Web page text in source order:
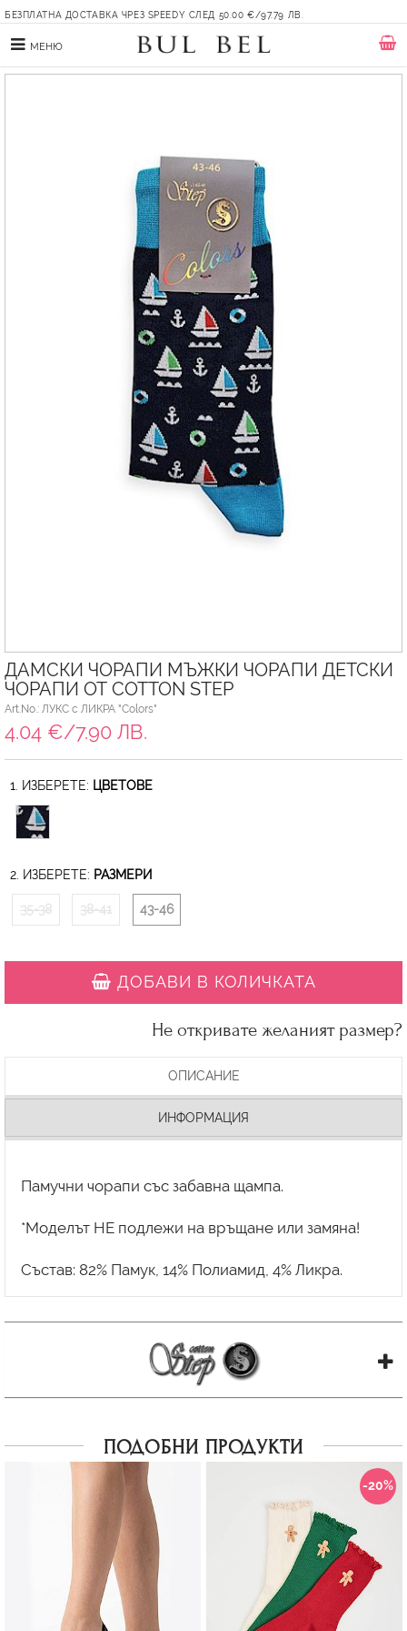
БЕЗПЛАТНА ДОСТАВКА ЧРЕЗ SPEEDY СЛЕД 50.00 €/97.79 ЛВ.
МЕНЮ
ДАМСКИ ЧОРАПИ МЪЖКИ ЧОРАПИ ДЕТСКИ
ЧОРАПИ ОТ COTTON STEP
Art.No.: ЛУКС с ЛИКРА "Colors"
4.04 €/7.90 ЛВ.
1. ИЗБЕРЕТЕ: ЦВЕТОВЕ
2. ИЗБЕРЕТЕ: РАЗМЕРИ
35-38 38-41 43-46
ДОБАВИ В КОЛИЧКАТА
Не откривате желаният размер?
ОПИСАНИЕ
ИНФОРМАЦИЯ
Памучни чорапи със забавна щампа.
*Моделът НЕ подлежи на връщане или замяна!
Състав: 82% Памук, 14% Полиамид, 4% Ликра.
ПОДОБНИ ПРОДУКТИ
-20%